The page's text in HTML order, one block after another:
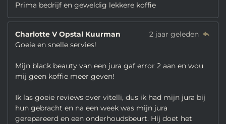
Prima bedrijf en geweldig lekkere koffie
Charlotte V Opstal Kuurman
2 jaar geleden
Goeie en snelle servies!
Mijn black beauty van een jura gaf error 2 aan en wou
mij geen koffie meer geven!
Ik las goeie reviews over vitelli, dus ik had mijn jura bij
hun gebracht en na een week was mijn jura
gerepareerd en een onderhoudsbeurt. Hij doet het